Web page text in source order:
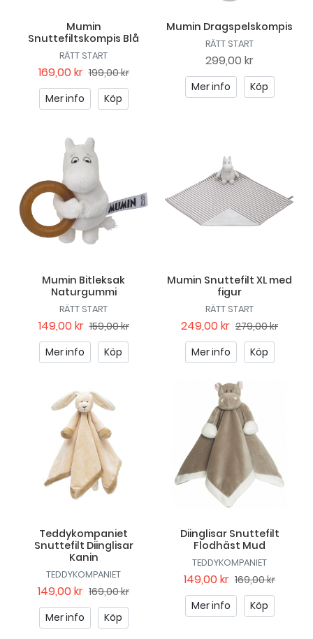
Mumin
Snuttefiltskompis Blå
RÄTT START
169,00 kr 199,00 kr
Mer info
Köp
Mumin Dragspelskompis
RÄTT START
299,00 kr
Mer info Köp
Mumin Bitleksak
Naturgummi
RÄTT START
149,00 kr 159,00 kr
Mer info
Köp
Mumin Snuttefilt XL med
figur
RÄTT START
249,00 kr 279,00 kr
Mer info
Köp
Teddykompaniet
Snuttefilt Diinglisar
Kanin
TEDDYKOMPANIET
149,00 kr 169,00 kr
Mer info
Köp
Diinglisar Snuttefilt
Flodhäst Mud
TEDDYKOMPANIET
149,00 kr 169,00 kr
Mer info
Köp